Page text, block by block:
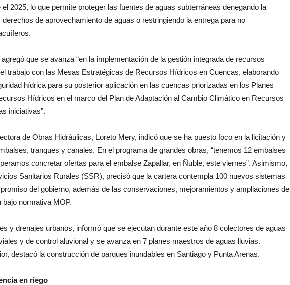
2025, lo que permite proteger las fuentes de aguas subterráneas denegando la
de aprovechamiento de aguas o restringiendo la entrega para no
que se avanza “en la implementación de la gestión integrada de recursos
trabajo con las Mesas Estratégicas de Recursos Hídricos en Cuencas, elaborando
hídrica para su posterior aplicación en las cuencas priorizadas en los Planes
Hídricos en el marco del Plan de Adaptación al Cambio Climático en Recursos
iniciativas”.
de Obras Hidráulicas, Loreto Mery, indicó que se ha puesto foco en la licitación y
tranques y canales. En el programa de grandes obras, “tenemos 12 embalses
concretar ofertas para el embalse Zapallar, en Ñuble, este viernes”. Asimismo,
Sanitarios Rurales (SSR), precisó que la cartera contempla 100 nuevos sistemas
del gobierno, además de las conservaciones, mejoramientos y ampliaciones de
normativa MOP.
y drenajes urbanos, informó que se ejecutan durante este año 8 colectores de aguas
y de control aluvional y se avanza en 7 planes maestros de aguas lluvias.
destacó la construcción de parques inundables en Santiago y Punta Arenas.
en riego